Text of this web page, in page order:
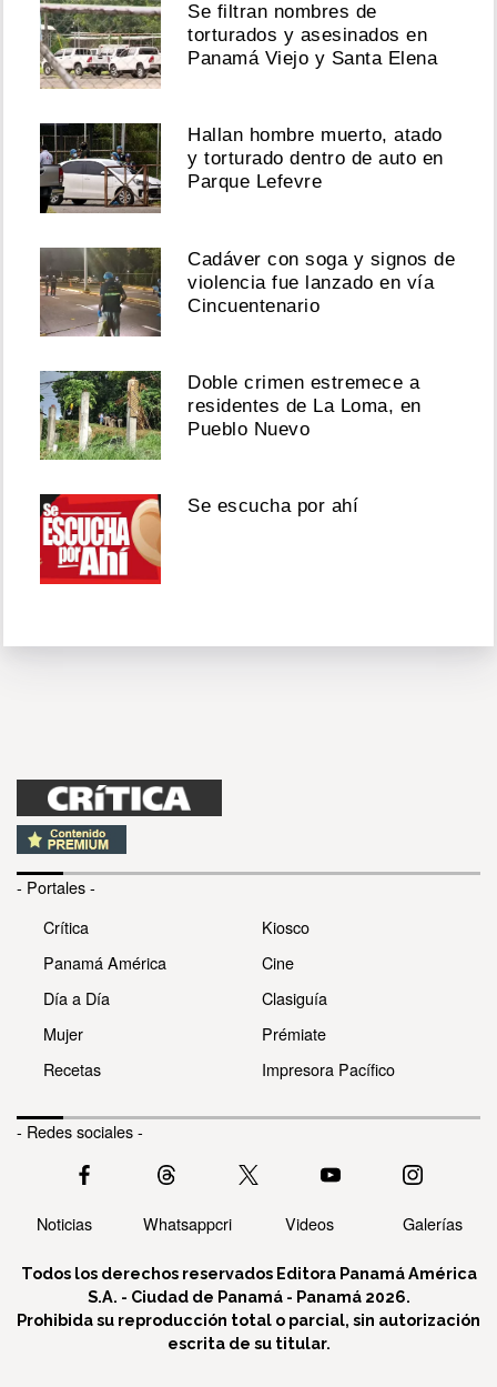
Se filtran nombres de
torturados y asesinados en
Panamá Viejo y Santa Elena
Hallan hombre muerto, atado
y torturado dentro de auto en
Parque Lefevre
Cadáver con soga y signos de
violencia fue lanzado en vía
Cincuentenario
Doble crimen estremece a
residentes de La Loma, en
Pueblo Nuevo
Se escucha por ahí
- Portales -
Crítica
Panamá América
Día a Día
Mujer
Recetas
Kiosco
Cine
Clasiguía
Prémiate
Impresora Pacífico
- Redes sociales -
Noticias Whatsappcri Videos Galerías
Todos los derechos reservados Editora Panamá América
S.A. - Ciudad de Panamá - Panamá 2026.
Prohibida su reproducción total o parcial, sin autorización
escrita de su titular.